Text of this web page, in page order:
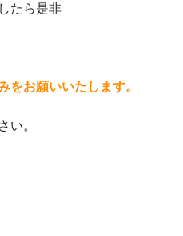
たら是非
をお願いいたします。
い。